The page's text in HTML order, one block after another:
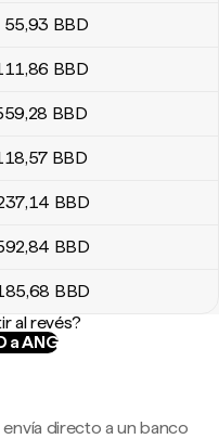
55,93 BBD
,86 BBD
,28 BBD
,57 BBD
,14 BBD
,84 BBD
,68 BBD
al revés?
a ANG
envía directo a un banco